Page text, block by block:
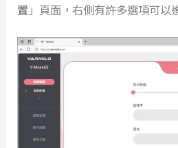
置 」頁面，右側有許多選項可以